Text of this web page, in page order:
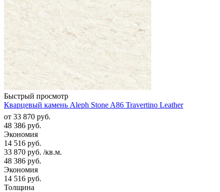
Быстрый просмотр
Кварцевый камень Aleph Stone A86 Travertino Leather
от 33 870 руб.
48 386 руб.
Экономия
14 516 руб.
33 870 руб. /кв.м.
48 386 руб.
Экономия
14 516 руб.
Толщина